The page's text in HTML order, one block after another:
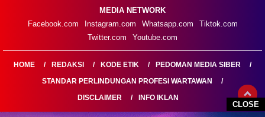
CLOSE
MEDIA NETWORK
Facebook.com
Instagram.com Whatsapp.com
Tiktok.com
Twitter.com
Youtube.com
HOME REDAKSI KODE ETIK
PEDOMAN MEDIA SIBER
STANDAR PERLINDUNGAN PROFESI WARTAWAN
DISCLAIMER
INFO IKLAN